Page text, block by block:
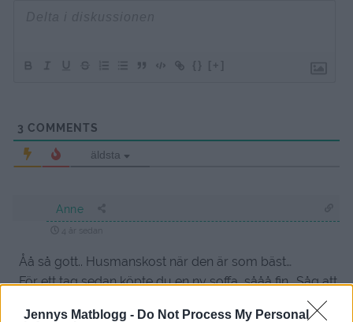
Jennys Matblogg - Do Not Process My Personal
{} [+]
3 COMMENTS
äldsta
Anne
Åå så gott.. Husmanskost när den är som bäst…
För ett tag sedan köpte du en ny soffa, sååå fin.. Såg att